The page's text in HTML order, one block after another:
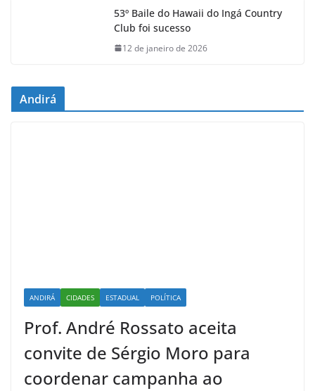
53º Baile do Hawaii do Ingá Country
Club foi sucesso
12 de janeiro de 2026
Andirá
ANDIRÁ CIDADES ESTADUAL POLÍTICA
Prof. André Rossato aceita
convite de Sérgio Moro para
coordenar campanha ao